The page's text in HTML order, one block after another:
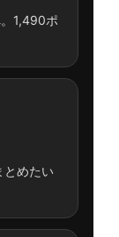
1,490ポ
めたい